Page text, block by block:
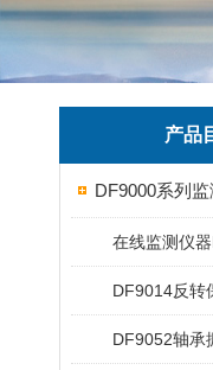
产品
DF9000系列
在线监测仪
DF9014反转
DF9052轴承